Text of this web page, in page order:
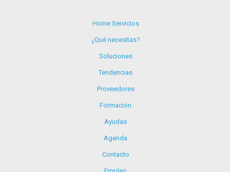
Home Servicios
¿Qué necesitas?
Soluciones
Tendencias
Proveedores
Formación
Ayudas
Agenda
Contacto